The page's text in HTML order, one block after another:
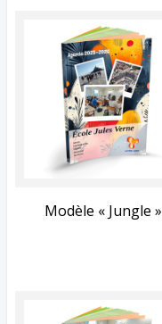
Modèle « Jungle »